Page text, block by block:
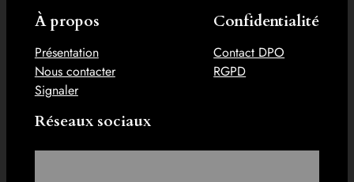
À propos
Présentation
Nous contacter
Signaler
Confidentialité
Contact DPO
RGPD
Réseaux sociaux